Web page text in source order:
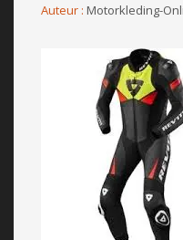
Auteur : Motorkleding-